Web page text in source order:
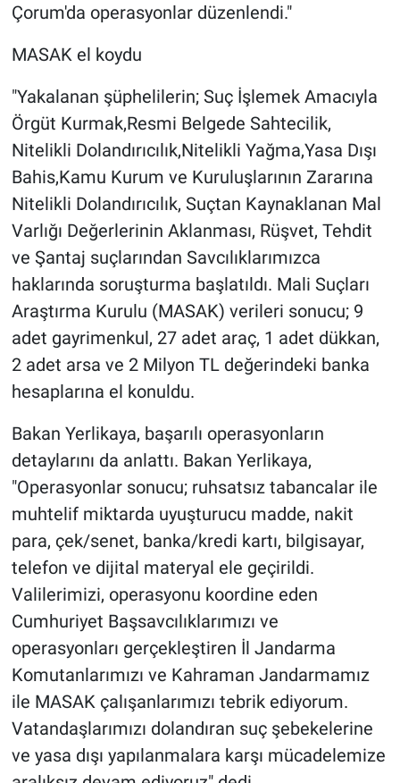
Çorum'da operasyonlar düzenlendi."
MASAK el koydu
"Yakalanan şüphelilerin; Suç İşlemek Amacıyla
Örgüt Kurmak,Resmi Belgede Sahtecilik,
Nitelikli Dolandırıcılık,Nitelikli Yağma,Yasa Dışı
Bahis,Kamu Kurum ve Kuruluşlarının Zararına
Nitelikli Dolandırıcılık, Suçtan Kaynaklanan Mal
Varlığı Değerlerinin Aklanması, Rüşvet, Tehdit
ve Şantaj suçlarından Savcılıklarımızca
haklarında soruşturma başlatıldı. Mali Suçları
Araştırma Kurulu (MASAK) verileri sonucu; 9
adet gayrimenkul, 27 adet araç, 1 adet dükkan,
2 adet arsa ve 2 Milyon TL değerindeki banka
hesaplarına el konuldu.
Bakan Yerlikaya, başarılı operasyonların
detaylarını da anlattı. Bakan Yerlikaya,
"Operasyonlar sonucu; ruhsatsız tabancalar ile
muhtelif miktarda uyuşturucu madde, nakit
para, çek/senet, banka/kredi kartı, bilgisayar,
telefon ve dijital materyal ele geçirildi.
Valilerimizi, operasyonu koordine eden
Cumhuriyet Başsavcılıklarımızı ve
operasyonları gerçekleştiren İl Jandarma
Komutanlarımızı ve Kahraman Jandarmamız
ile MASAK çalışanlarımızı tebrik ediyorum.
Vatandaşlarımızı dolandıran suç şebekelerine
ve yasa dışı yapılanmalara karşı mücadelemize